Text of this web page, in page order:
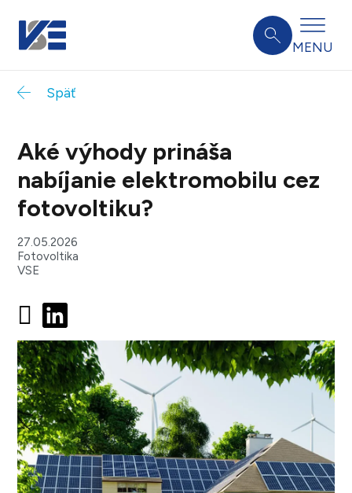
MENU
Späť
Aké výhody prináša
nabíjanie elektromobilu cez
fotovoltiku?
27.05.2026
Fotovoltika
VSE